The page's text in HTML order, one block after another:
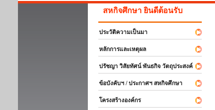
สหกิจศึกษา ยินดีต้อนรับ
ประวัติความเป็นมา
หลักการและเหตุผล
ปรัชญา วิสัยทัศน์ พันธกิจ วัตถุประสงค์
ข้อบังคับฯ / ประกาศฯ สหกิจศึกษา
โครงสร้างองค์กร